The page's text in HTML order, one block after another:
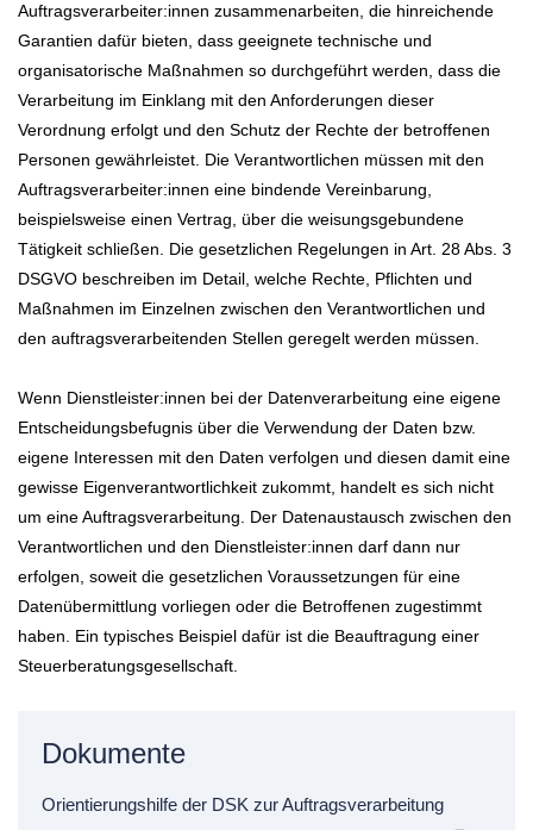
Auftragsverarbeiter:innen zusammenarbeiten, die hinreichende
Garantien dafür bieten, dass geeignete technische und
organisatorische Maßnahmen so durchgeführt werden, dass die
Verarbeitung im Einklang mit den Anforderungen dieser
Verordnung erfolgt und den Schutz der Rechte der betroffenen
Personen gewährleistet. Die Verantwortlichen müssen mit den
Auftragsverarbeiter:innen eine bindende Vereinbarung,
beispielsweise einen Vertrag, über die weisungsgebundene
Tätigkeit schließen. Die gesetzlichen Regelungen in Art. 28 Abs. 3
DSGVO beschreiben im Detail, welche Rechte, Pflichten und
Maßnahmen im Einzelnen zwischen den Verantwortlichen und
den auftragsverarbeitenden Stellen geregelt werden müssen.
Wenn Dienstleister:innen bei der Datenverarbeitung eine eigene
Entscheidungsbefugnis über die Verwendung der Daten bzw.
eigene Interessen mit den Daten verfolgen und diesen damit eine
gewisse Eigenverantwortlichkeit zukommt, handelt es sich nicht
um eine Auftragsverarbeitung. Der Datenaustausch zwischen den
Verantwortlichen und den Dienstleister:innen darf dann nur
erfolgen, soweit die gesetzlichen Voraussetzungen für eine
Datenübermittlung vorliegen oder die Betroffenen zugestimmt
haben. Ein typisches Beispiel dafür ist die Beauftragung einer
Steuerberatungsgesellschaft.
Dokumente
Orientierungshilfe der DSK zur Auftragsverarbeitung